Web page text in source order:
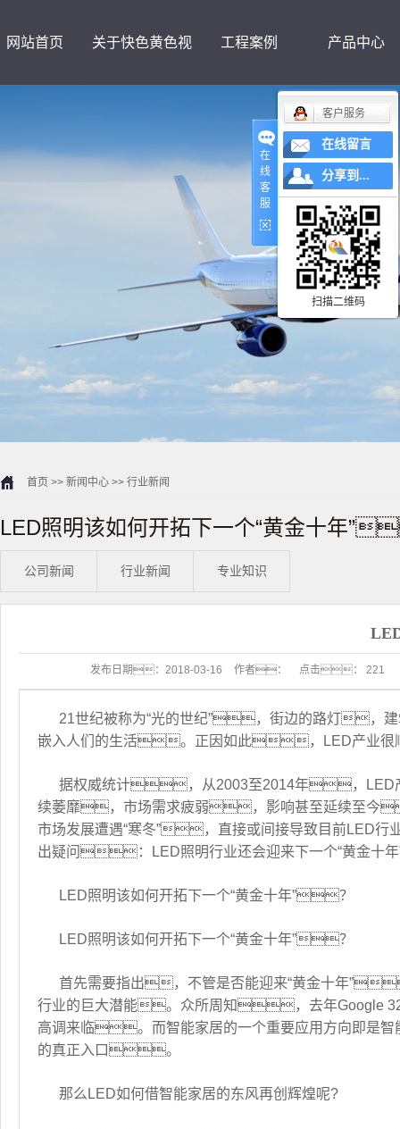
网站首页 关于快色黄色视 工程案例 产品中心
首页 >> 新闻中心 >> 行业新闻
LED照明该如何开拓下一个“黄金十年
公司新闻 行业新闻 专业知识
发布日期： 2018-03-16 作者： 点击： 221
21世纪被称为“光的世纪”，街边的路灯，
嵌入人们的生活。正因如此，LED产业很
据权威统计，从2003至2014年，LED
续萎靡，市场需求疲弱，影响甚至延续至
市场发展遭遇“寒冬”，直接或间接导致目前
出疑问：LED照明行业还会迎来下一个“黄金十年
LED照明该如何开拓下一个“黄金十年”？
LED照明该如何开拓下一个“黄金十年”？
首先需要指出，不管是否能迎来“黄金十年
行业的巨大潜能。众所周知，去年Google
高调来临。而智能家居的一个重要应用方向即是
的真正入口。
那么LED如何借智能家居的东风再创辉煌呢?
在
线
客
服
客户服务
在线留言
分享到...
扫描二维码